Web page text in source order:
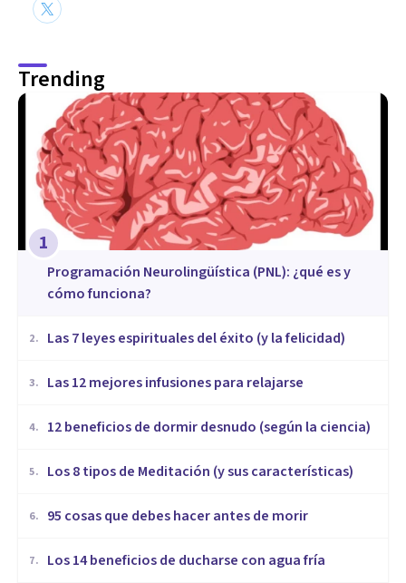
Trending
1
Programación Neurolingüística (PNL): ¿qué es y
cómo funciona?
2. Las 7 leyes espirituales del éxito (y la felicidad)
3. ​Las 12 mejores infusiones para relajarse
4. 12 beneficios de dormir desnudo (según la ciencia)
5. Los 8 tipos de Meditación (y sus características)
6. 95 cosas que debes hacer antes de morir
7. Los 14 beneficios de ducharse con agua fría